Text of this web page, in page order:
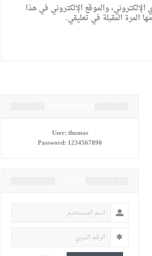
والموقع الإلكتروني في هذا
المرة المقبلة في تعليقي.
User:thomas
Password: 1234567890